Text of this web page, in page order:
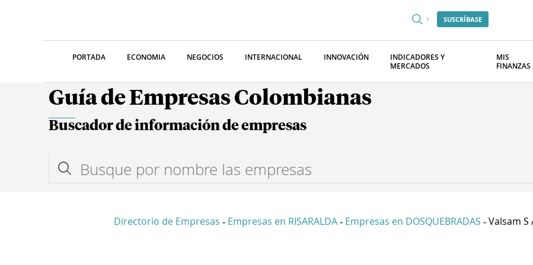
SUSCRÍBASE
PORTADA ECONOMIA NEGOCIOS INTERNACIONAL INNOVACIÓN
INDICADORES Y
MERCADOS
MIS
FINANZAS
Guía de Empresas Colombianas
Buscador de información de empresas
Directorio de Empresas - Empresas en RISARALDA - Empresas en DOSQUEBRADAS - Valsam S